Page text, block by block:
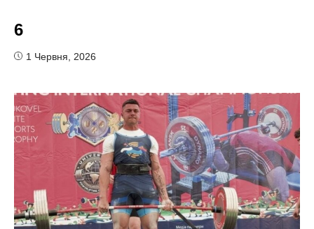
6
1 Червня, 2026